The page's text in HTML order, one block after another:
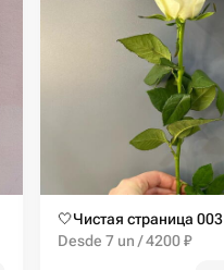
🤍Чистая страница 003
Desde 7 un / 4200 ₽